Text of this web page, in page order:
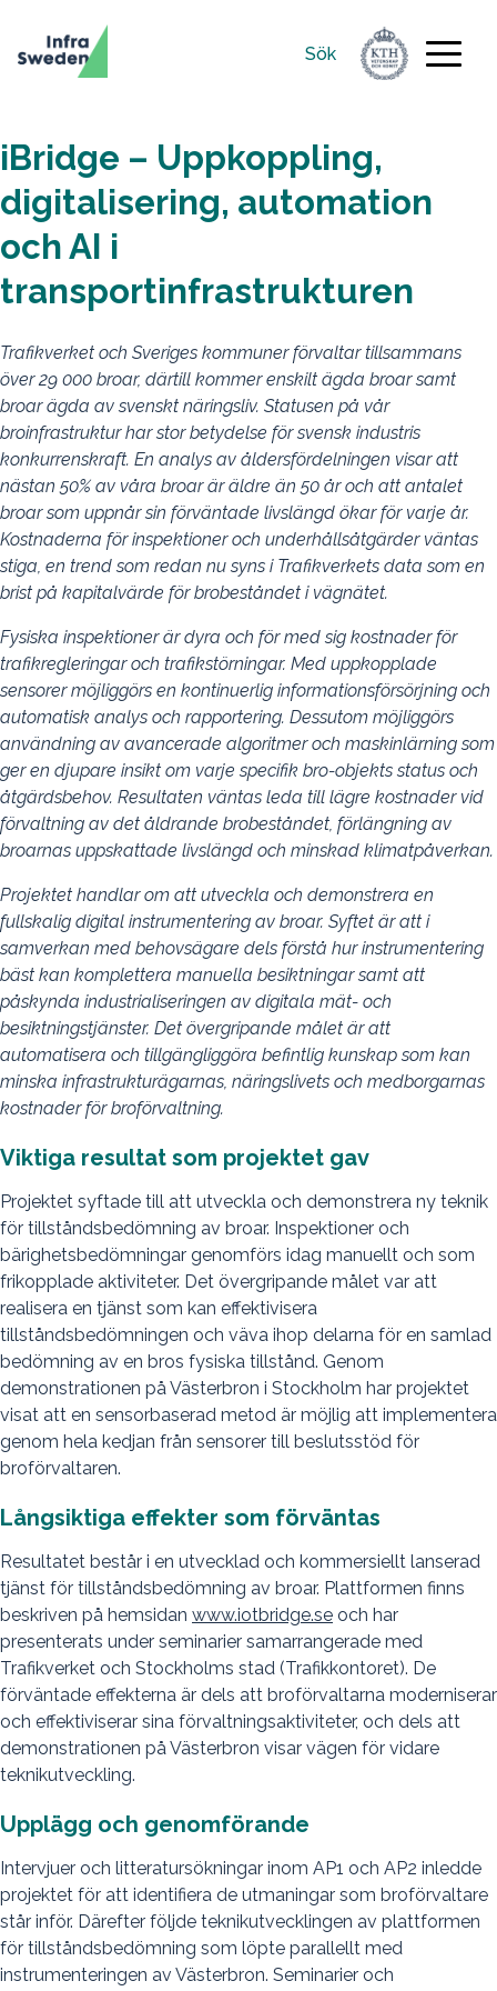
Sök
Sök
efter:
iBridge – Uppkoppling,
digitalisering, automation
och AI i
transportinfrastrukturen
Trafikverket och Sveriges kommuner förvaltar tillsammans
över 29 000 broar, därtill kommer enskilt ägda broar samt
broar ägda av svenskt näringsliv. Statusen på vår
broinfrastruktur har stor betydelse för svensk industris
konkurrenskraft. En analys av åldersfördelningen visar att
nästan 50% av våra broar är äldre än 50 år och att antalet
broar som uppnår sin förväntade livslängd ökar för varje år.
Kostnaderna för inspektioner och underhållsåtgärder väntas
stiga, en trend som redan nu syns i Trafikverkets data som en
brist på kapitalvärde för brobeståndet i vägnätet.
Fysiska inspektioner är dyra och för med sig kostnader för
trafikregleringar och trafikstörningar. Med uppkopplade
sensorer möjliggörs en kontinuerlig informationsförsörjning och
automatisk analys och rapportering. Dessutom möjliggörs
användning av avancerade algoritmer och maskinlärning som
ger en djupare insikt om varje specifik bro-objekts status och
åtgärdsbehov. Resultaten väntas leda till lägre kostnader vid
förvaltning av det åldrande brobeståndet, förlängning av
broarnas uppskattade livslängd och minskad klimatpåverkan.
Projektet handlar om att utveckla och demonstrera en
fullskalig digital instrumentering av broar. Syftet är att i
samverkan med behovsägare dels förstå hur instrumentering
bäst kan komplettera manuella besiktningar samt att
påskynda industrialiseringen av digitala mät- och
besiktningstjänster. Det övergripande målet är att
automatisera och tillgängliggöra befintlig kunskap som kan
minska infrastrukturägarnas, näringslivets och medborgarnas
kostnader för broförvaltning.
Viktiga resultat som projektet gav
Projektet syftade till att utveckla och demonstrera ny teknik
för tillståndsbedömning av broar. Inspektioner och
bärighetsbedömningar genomförs idag manuellt och som
frikopplade aktiviteter. Det övergripande målet var att
realisera en tjänst som kan effektivisera
tillståndsbedömningen och väva ihop delarna för en samlad
bedömning av en bros fysiska tillstånd. Genom
demonstrationen på Västerbron i Stockholm har projektet
visat att en sensorbaserad metod är möjlig att implementera
genom hela kedjan från sensorer till beslutsstöd för
broförvaltaren.
Långsiktiga effekter som förväntas
Resultatet består i en utvecklad och kommersiellt lanserad
tjänst för tillståndsbedömning av broar. Plattformen finns
beskriven på hemsidan www.iotbridge.se och har
presenterats under seminarier samarrangerade med
Trafikverket och Stockholms stad (Trafikkontoret). De
förväntade effekterna är dels att broförvaltarna moderniserar
och effektiviserar sina förvaltningsaktiviteter, och dels att
demonstrationen på Västerbron visar vägen för vidare
teknikutveckling.
Upplägg och genomförande
Intervjuer och litteratursökningar inom AP1 och AP2 inledde
projektet för att identifiera de utmaningar som broförvaltare
står inför. Därefter följde teknikutvecklingen av plattformen
för tillståndsbedömning som löpte parallellt med
instrumenteringen av Västerbron. Seminarier och